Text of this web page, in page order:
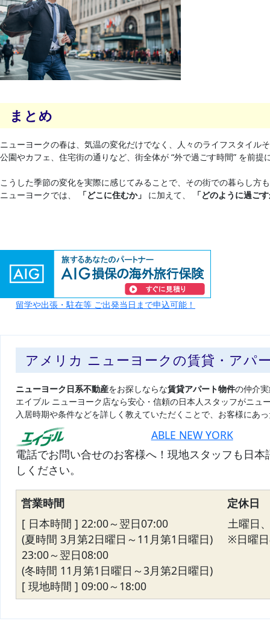
まとめ
ニューヨークの春は、気温の変化だけでなく、人々のライフスタイル
公園やカフェ、住宅街の通りなど、街全体が “外で過ごす時間” を前提
こうした季節の変化を実際に感じてみることで、その街での暮らし方
ニューヨークでは、
「どこに住むか」 に加えて、 「どのように過ご
留学や出張・駐在等 ご出発当日まで申込可能！
アメリカ ニューヨークの賃貸・アパ
ニューヨーク日系不動産をお探しならな賃貸アパート物件の仲介
エイブル ニューヨーク店なら安心・信頼の日本人スタッフがニュ
入居時期や条件などを詳しく教えていただくことで、お客様にあ
ABLE NEW YORK
電話でお問い合せのお客様へ！現地スタッフも日
しください。
営業時間
定休日
[ 日本時間 ] 22:00～翌日07:00
(夏時間 3月第2日曜日～11月第1日曜日)
23:00～翌日08:00
(冬時間 11月第1日曜日～3月第2日曜日)
[ 現地時間 ] 09:00～18:00
土曜日
※日曜